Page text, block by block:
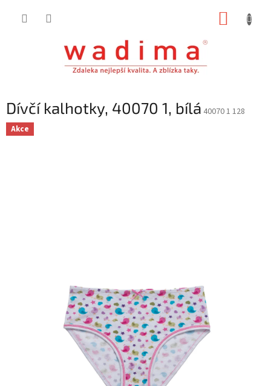
Dívčí kalhotky, 40070 1, bílá 40070 1 128
Akce